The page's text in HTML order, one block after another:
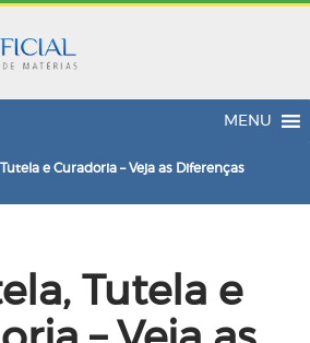
MENU
e Curadoria – Veja as Diferenças
Tutela e